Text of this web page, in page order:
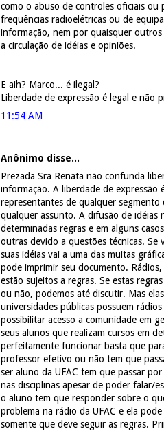
como o abuso de controles oficiais ou
freqüências radioelétricas ou de
informação, nem por quaisquer
a circulação de idéias e opiniões.
E aih? Marco... é ilegal?
Liberdade de expressão é legal e não
11:54 AM
Anônimo disse...
Prezada Sra Renata não confunda
informação. A liberdade de expressão
representantes de qualquer
qualquer assunto. A difusão de idéias
determinadas regras e em alguns
outras devido a questões técnicas.
suas idéias vai a uma das muitas
pode imprimir seu documento.
estão sujeitos a regras. Se estas
ou não, podemos até discutir. Mas
universidades públicas possuem
possibilitar acesso a comunidade em
seus alunos que realizam cursos em
perfeitamente funcionar basta que
professor efetivo ou não tem que
ser aluno da UFAC tem que passar
nas disciplinas apesar de poder falar/
o aluno tem que responder sobre o
problema na rádio da UFAC e ela
somente que deve seguir as regras.